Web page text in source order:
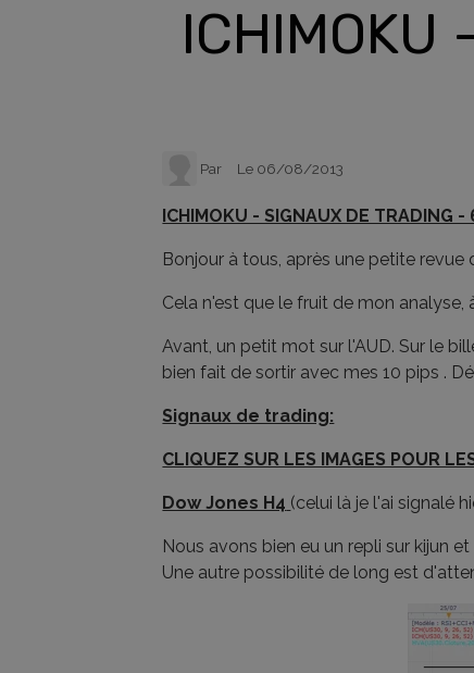
ICHIMOKU
Par Le 06/08/2013
ICHIMOKU - SIGNAUX DE TRADING
Bonjour à tous, après une petite revue
Cela n'est que le fruit de mon
Avant, un petit mot sur l'AUD. Sur le
bien fait de sortir avec mes 10 pips .
Signaux de trading:
CLIQUEZ SUR LES IMAGES POUR
Dow Jones H4 (celui là je l'ai signalé
Nous avons bien eu un repli sur kijun
Une autre possibilité de long est